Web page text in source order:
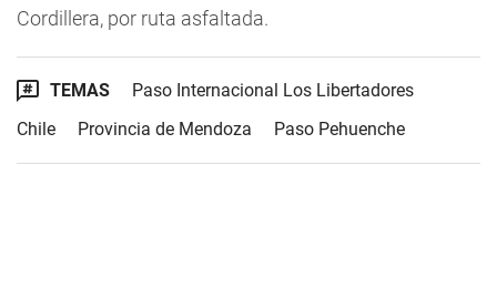
Cordillera, por ruta asfaltada.
TEMAS
Paso Internacional Los Libertadores
Chile
Provincia de Mendoza Paso Pehuenche